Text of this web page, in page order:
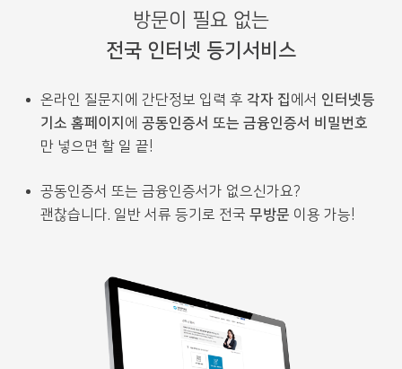
방문이 필요 없는
전국 인터넷 등기서비스
온라인 질문지에 간단정보 입력 후 각자 집에서 인터넷등
기소 홈페이지 에 공동인증서 또는 금융인증서 비밀번호
만 넣으면 할 일 끝!
공동인증서 또는 금융인증서가 없으신가요?
괜찮습니다. 일반 서류 등기로 전국 무방문 이용 가능!